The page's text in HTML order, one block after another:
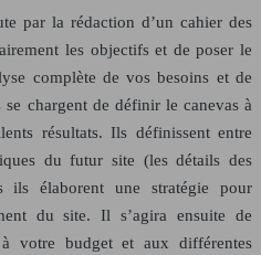
par la rédaction d’un cahier des
les objectifs et de poser le
complète de vos besoins et de
se chargent de définir le canevas à
résultats. Ils définissent entre
du futur site (les détails des
élaborent une stratégie pour
du site. Il s’agira ensuite de
votre budget et aux différentes